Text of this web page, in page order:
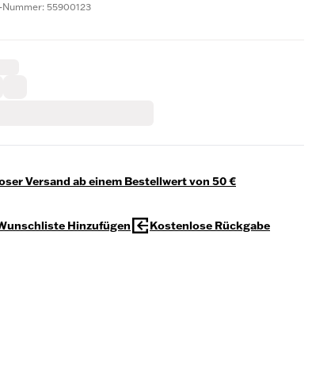
Nummer: 55900123
Versand ab einem Bestellwert von 50 €
Hinzufügen Kostenlose Rückgabe